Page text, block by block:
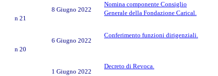
n 21
8 Giugno 2022
Nomina componente Consiglio
Generale della Fondazione Carical.
n 20
6 Giugno 2022
Conferimento funzioni dirigenziali.
1 Giugno 2022
Decreto di Revoca.